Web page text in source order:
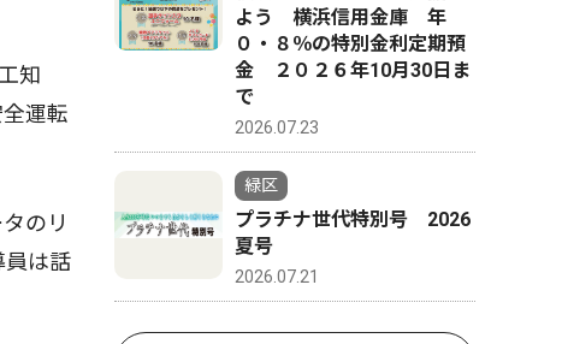
知
運転
のリ
員は話
よう 横浜信用金庫 年
０・８％の特別金利定期預
金 ２０２６年10月30日ま
で
2026.07.23
緑区
プラチナ世代特別号 2026
夏号
2026.07.21